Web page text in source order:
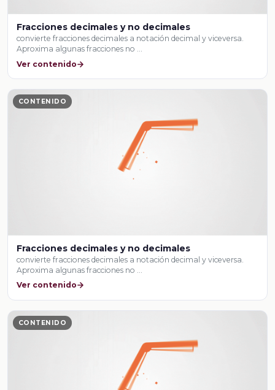
Fracciones decimales y no decimales
convierte fracciones decimales a notación decimal y viceversa.
Aproxima algunas fracciones no …
Ver contenido
CONTENIDO
Fracciones decimales y no decimales
convierte fracciones decimales a notación decimal y viceversa.
Aproxima algunas fracciones no …
Ver contenido
CONTENIDO